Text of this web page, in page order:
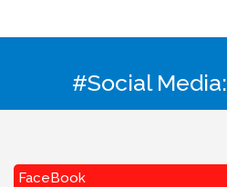
#Social Media:
FaceBook